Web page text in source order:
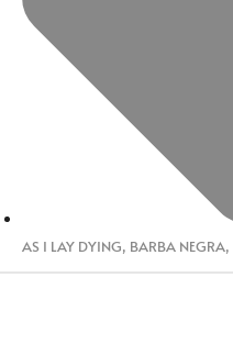
AS I LAY DYING, BARBA NEGRA,